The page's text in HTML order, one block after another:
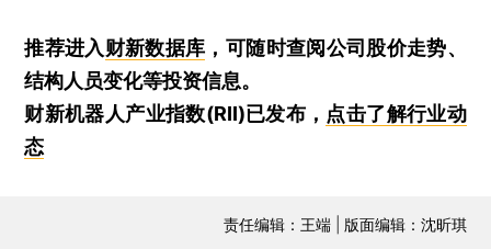
推荐进入财新数据库 ，可随时查阅公司股价走势、
结构人员变化等投资信息。
财新机器人产业指数(RII)已发布， 点击了解行业动
态
责任编辑：王端 | 版面编辑：沈昕琪